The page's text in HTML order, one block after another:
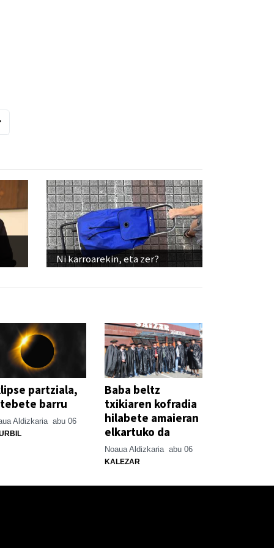
Ni karroarekin, eta zer?
partziala,
barru
Aldizkaria abu 06
Baba beltz
txikiaren kofradia
hilabete amaieran
elkartuko da
Noaua Aldizkaria abu 06
KALEZAR